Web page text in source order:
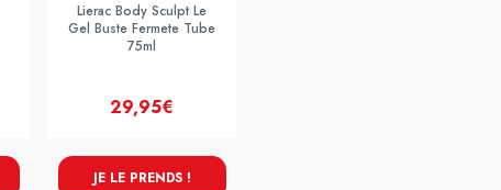
Lierac Body Sculpt Le
Gel Buste Fermete Tube
75ml
29,95€
JE LE PRENDS !